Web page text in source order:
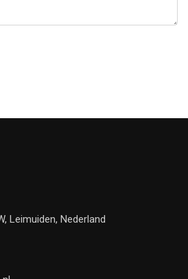
Leimuiden, Nederland